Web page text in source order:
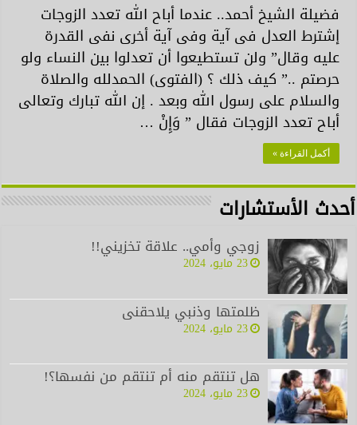
فضيلة الشيخ أحمد.. عندما أباح الله تعدد الزوجات
إشترط العدل فى آية وفى آية أخرى نفى القدرة
عليه وقال” ولن تستطيعوا أن تعدلوا بين النساء ولو
حرصتم ..” كيف ذلك ؟ (الفتوى) الحمدلله والصلاة
والسلام على رسول الله وبعد . إن الله تبارك وتعالى
أباح تعدد الزوجات فقال ” وَإِنْ …
أكمل القراءة »
أحدث الأستشارات
زوجي وأمي.. علاقة تخزيني!!
23 مايو، 2024
ظلمتها وذنبي يلاحقنى
23 مايو، 2024
هل تنتقم منه أم تنتقم من نفسها؟!
23 مايو، 2024